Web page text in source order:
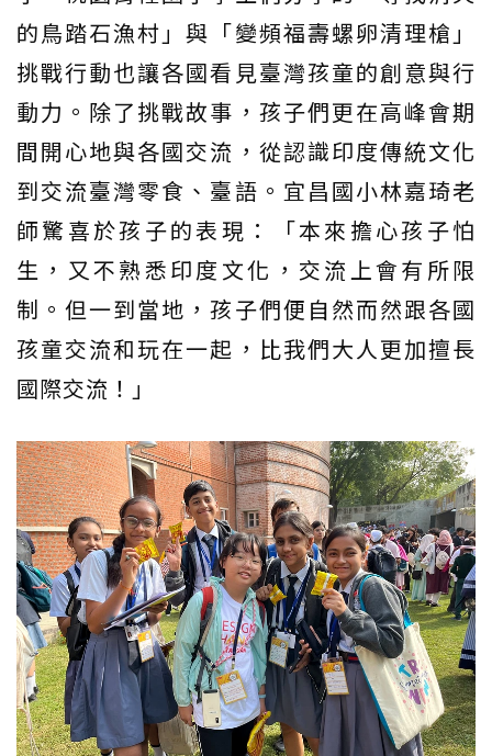
的鳥踏石漁村」與「變頻福壽螺卵清理槍」
挑戰行動也讓各國看見臺灣孩童的創意與行
動力。除了挑戰故事，孩子們更在高峰會期
間開心地與各國交流，從認識印度傳統文化
到交流臺灣零食、臺語。宜昌國小林嘉琦老
師驚喜於孩子的表現：「本來擔心孩子怕
生，又不熟悉印度文化，交流上會有所限
制。但一到當地，孩子們便自然而然跟各國
孩童交流和玩在一起，比我們大人更加擅長
國際交流！」